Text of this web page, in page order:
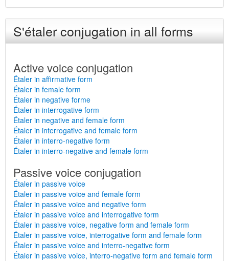
S'étaler conjugation in all forms
Active voice conjugation
Étaler in affirmative form
Étaler in female form
Étaler in negative forme
Étaler in interrogative form
Étaler in negative and female form
Étaler in interrogative and female form
Étaler in interro-negative form
Étaler in interro-negative and female form
Passive voice conjugation
Étaler in passive voice
Étaler in passive voice and female form
Étaler in passive voice and negative form
Étaler in passive voice and interrogative form
Étaler in passive voice, negative form and female form
Étaler in passive voice, interrogative form and female form
Étaler in passive voice and interro-negative form
Étaler in passive voice, interro-negative form and female form